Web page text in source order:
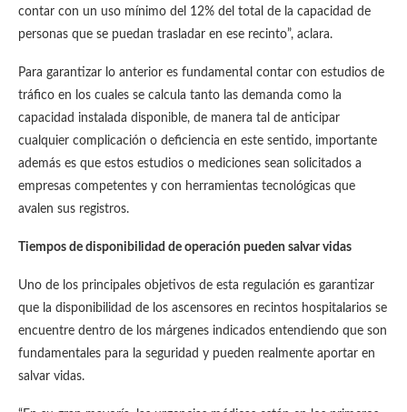
contar con un uso mínimo del 12% del total de la capacidad de
personas que se puedan trasladar en ese recinto”, aclara.
Para garantizar lo anterior es fundamental contar con estudios de
tráfico en los cuales se calcula tanto las demanda como la
capacidad instalada disponible, de manera tal de anticipar
cualquier complicación o deficiencia en este sentido, importante
además es que estos estudios o mediciones sean solicitados a
empresas competentes y con herramientas tecnológicas que
avalen sus registros.
Tiempos de disponibilidad de operación pueden salvar vidas
Uno de los principales objetivos de esta regulación es garantizar
que la disponibilidad de los ascensores en recintos hospitalarios se
encuentre dentro de los márgenes indicados entendiendo que son
fundamentales para la seguridad y pueden realmente aportar en
salvar vidas.